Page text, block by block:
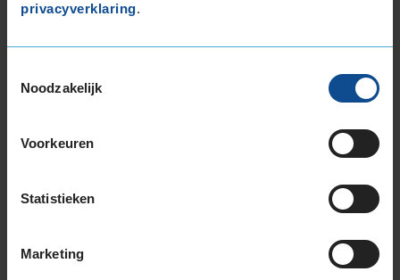
privacyverklaring.
Noodzakelijk
Voorkeuren
Statistieken
Marketing
Wil je nog meer informatie over het
Bandenmontagepakketten
Kies je